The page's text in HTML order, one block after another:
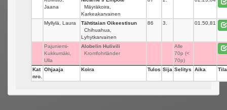
Jaana
Mäyräkoira,
Karkeakarvainen
Myllylä, Laura
Tähtitaian Oikeestisun
Chihuahua,
Lyhytkarvainen
86 3. 01.50,81
Pajuniemi-
Kukkumäki,
Ulla
Alobelin Hulivili
Kromfohrländer
Alle
70p (<
70p)
Kat
nro.
Ohjaaja Koira Tulos Sija Selitys Aika Tila